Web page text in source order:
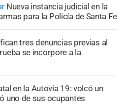
Nueva instancia judicial en la
para la Policía de Santa Fe
tres denuncias previas al
se incorpore a la
en la Autovía 19: volcó un
uno de sus ocupantes